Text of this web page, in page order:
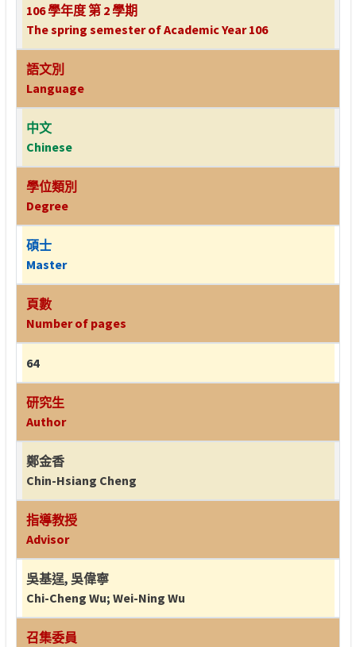
106 學年度 第 2 學期
The spring semester of Academic Year 106
語文別
Language
中文
Chinese
學位類別
Degree
碩士
Master
頁數
Number of pages
64
研究生
Author
鄭金香
Chin-Hsiang Cheng
指導教授
Advisor
吳基逞, 吳偉寧
Chi-Cheng Wu; Wei-Ning Wu
召集委員